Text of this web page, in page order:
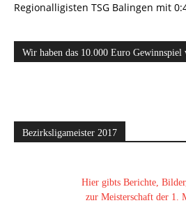
Regionalligisten TSG Balingen mit
Wir haben das 10.000 Euro
Bezirksligameister 2017
Hier gibts Berichte,
zur Meisterschaft der 1.